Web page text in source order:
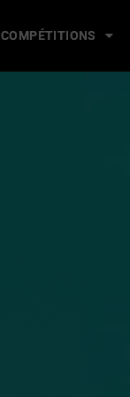
COMPÉTITIONS
COMPÉTITIONS